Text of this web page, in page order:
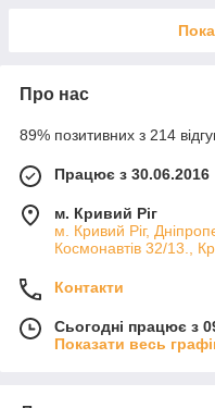
Про нас
89% позитивних з 214
Працює з 30.06.2016
м. Кривий Ріг
м. Кривий Ріг,
Космонавтів 32/13.,
Контакти
Сьогодні працює з
Показати весь